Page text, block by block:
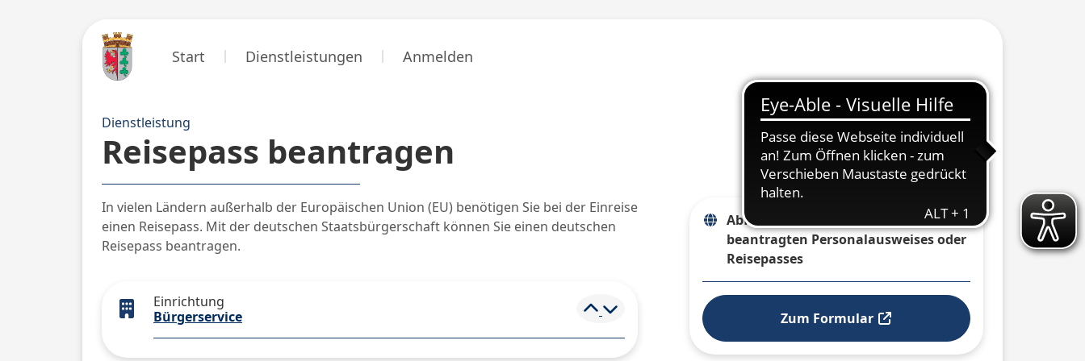
Start Dienstleistungen Anmelden
Dienstleistung
Reisepass beantragen
Abfrage des Produktionsstatus Ihres
beantragten Personalausweises oder
Reisepasses
Zum Formular
In vielen Ländern außerhalb der Europäischen Union (EU) benötigen Sie bei der Einreise
einen Reisepass. Mit der deutschen Staatsbürgerschaft können Sie einen deutschen
Reisepass beantragen.
Einrichtung
Bürgerservice
Element ein- und ausklappen